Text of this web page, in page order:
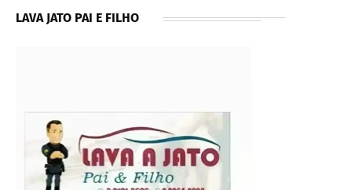
LAVA JATO PAI E FILHO